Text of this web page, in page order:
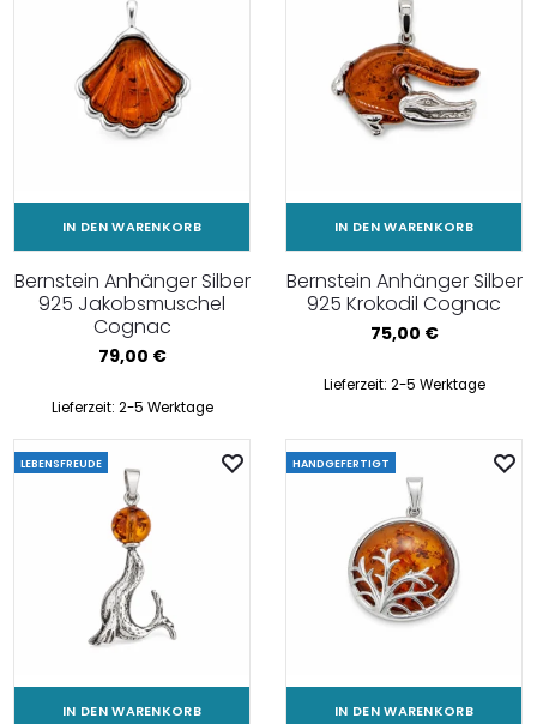
IN DEN WARENKORB
Bernstein Anhänger Silber
925 Jakobsmuschel
Cognac
79,00 €
Lieferzeit: 2-5 Werktage
IN DEN WARENKORB
Bernstein Anhänger Silber
925 Krokodil Cognac
75,00 €
Lieferzeit: 2-5 Werktage
LEBENSFREUDE
IN DEN WARENKORB
HANDGEFERTIGT
IN DEN WARENKORB